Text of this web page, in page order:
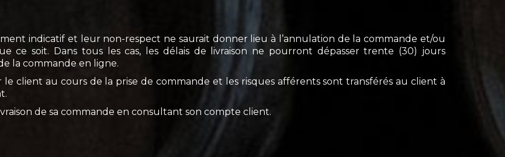
indicatif et leur non-respect ne saurait donner lieu à l’annulation de la commande et/ou
ce soit. Dans tous les cas, les délais de livraison ne pourront dépasser trente (30) jours
la commande en ligne.
le client au cours de la prise de commande et les risques afférents sont transférés au client à
de sa commande en consultant son compte client.